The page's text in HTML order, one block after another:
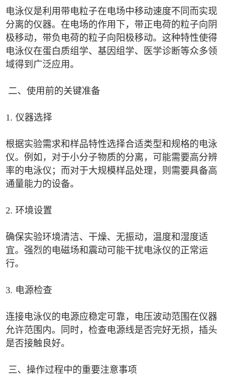
电泳仪是利用带电粒子在电场中移动速度不同而实现
分离的仪器。在电场的作用下，带正电荷的粒子向阴
极移动，带负电荷的粒子向阳极移动。这种特性使得
电泳仪在蛋白质组学、基因组学、医学诊断等众多领
域得到广泛应用。
二、使用前的关键准备
1. 仪器选择
根据实验需求和样品特性选择合适类型和规格的电泳
仪。例如，对于小分子物质的分离，可能需要高分辨
率的电泳仪；而对于大规模样品处理，则需要具备高
通量能力的设备。
2. 环境设置
确保实验环境清洁、干燥、无振动，温度和湿度适
宜。强烈的电磁场和震动可能干扰电泳仪的正常运
行。
3. 电源检查
连接电泳仪的电源应稳定可靠，电压波动范围在仪器
允许范围内。同时，检查电源线是否完好无损，插头
是否接触良好。
三、操作过程中的重要注意事项